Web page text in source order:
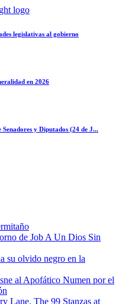
legislativas al gobierno
en 2026
y Diputados (24 de J...
de Job A Un Dios Sin
su olvido negro en la
al Apofático Numen por el
Lane. The 99 Stanzas at